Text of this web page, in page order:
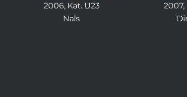
2006, Kat. U23
Nals
2007,